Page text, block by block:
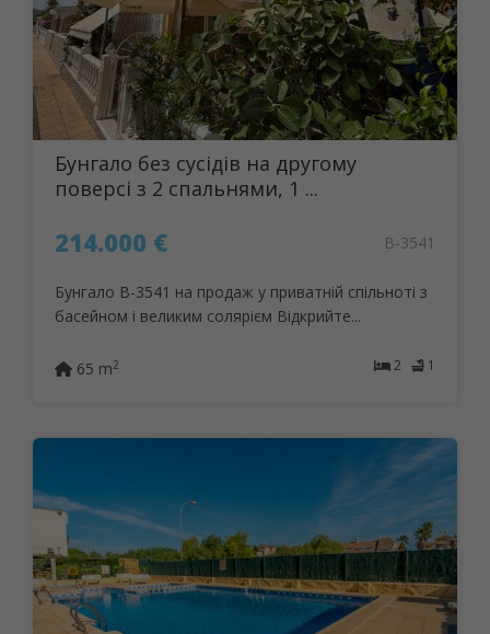
Бунгало без сусідів на другому
поверсі з 2 спальнями, 1 ...
214.000 € B-3541
Бунгало B-3541 на продаж у приватній спільноті з
басейном і великим солярієм Відкрийте...
2 1
65 m2